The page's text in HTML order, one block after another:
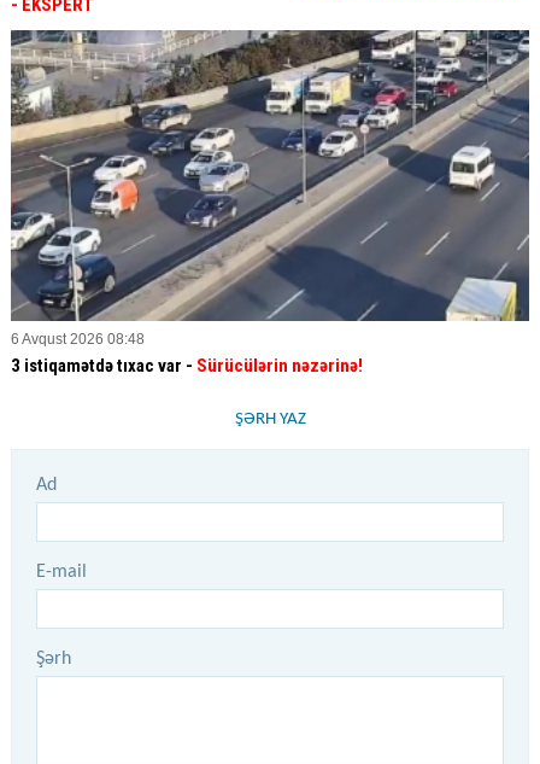
- EKSPERT
6 Avqust 2026 08:48
3 istiqamətdə tıxac var - Sürücülərin nəzərinə!
ŞƏRH YAZ
Ad
E-mail
Şərh